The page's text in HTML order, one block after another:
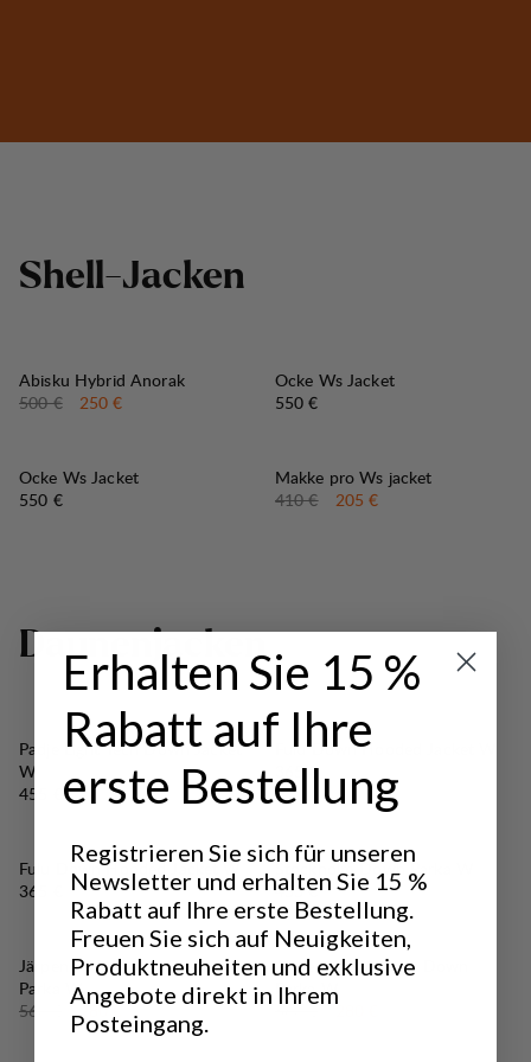
Shell-Jacken
VERKAUF
Abisku Hybrid Anorak
Originalpreis:
500 € Verkaufspreis
250 €
Ocke Ws Jacket
Preis:
550 €
Ocke Ws Jacket
Preis:
550 €
VERKAUF
Makke pro Ws jacket
Originalpreis:
410 € Verkaufspreis
205 €
Daunenjacken
Padje Light Tech Down Jacket
W
Preis:
455 €
Fulu Down Hooded Jacket W
Preis:
365 €
Fulu Down Hooded Jacket W
Preis:
365 €
Stockholm Down Parka W
Preis:
455 €
VERKAUF
Järpen All Weather Down
Parka W
Originalpreis:
560 € Verkaufspreis :
280 €
VERKAUF:
Järpen All Weather Down
Parka W
Originalpreis:
560 € Verkaufspreis
280 €
Erhalten Sie 15 %
Rabatt auf Ihre
erste Bestellung
Registrieren Sie sich für unseren
Newsletter und erhalten Sie 15 %
Rabatt auf Ihre erste Bestellung.
Freuen Sie sich auf Neuigkeiten,
Produktneuheiten und exklusive
Angebote direkt in Ihrem
Posteingang.